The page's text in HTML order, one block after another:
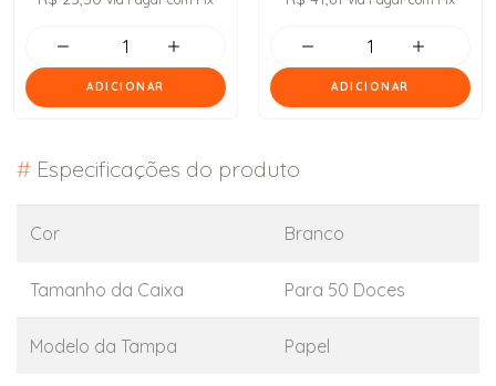
ADICIONAR ADICIONAR
# Especificações do produto
Cor Branco
Tamanho da Caixa Para 50 Doces
Modelo da Tampa Papel